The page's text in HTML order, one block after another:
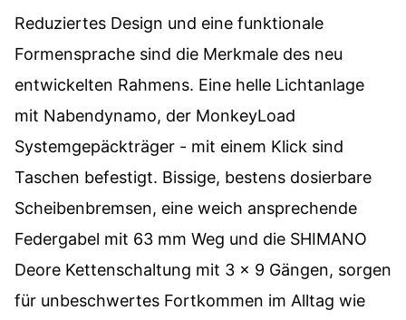
Reduziertes Design und eine funktionale
Formensprache sind die Merkmale des neu
entwickelten Rahmens. Eine helle Lichtanlage
mit Nabendynamo, der MonkeyLoad
Systemgepäckträger - mit einem Klick sind
Taschen befestigt. Bissige, bestens dosierbare
Scheibenbremsen, eine weich ansprechende
Federgabel mit 63 mm Weg und die SHIMANO
Deore Kettenschaltung mit 3 x 9 Gängen, sorgen
für unbeschwertes Fortkommen im Alltag wie